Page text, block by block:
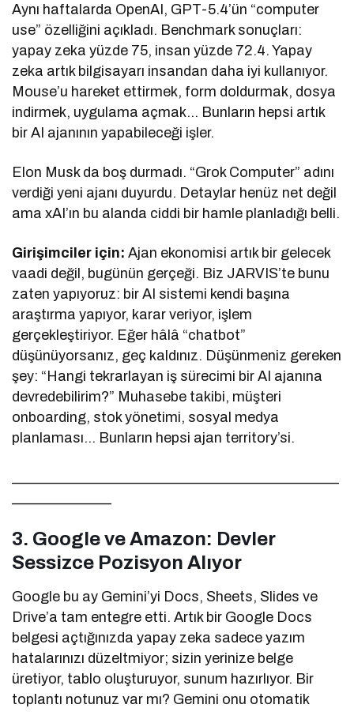
Aynı haftalarda OpenAI, GPT-5.4’ün “computer
use” özelliğini açıkladı. Benchmark sonuçları:
yapay zeka yüzde 75, insan yüzde 72.4. Yapay
zeka artık bilgisayarı insandan daha iyi kullanıyor.
Mouse’u hareket ettirmek, form doldurmak, dosya
indirmek, uygulama açmak… Bunların hepsi artık
bir AI ajanının yapabileceği işler.
Elon Musk da boş durmadı. “Grok Computer” adını
verdiği yeni ajanı duyurdu. Detaylar henüz net değil
ama xAI’ın bu alanda ciddi bir hamle planladığı belli.
Girişimciler için: Ajan ekonomisi artık bir gelecek
vaadi değil, bugünün gerçeği. Biz JARVIS’te bunu
zaten yapıyoruz: bir AI sistemi kendi başına
araştırma yapıyor, karar veriyor, işlem
gerçekleştiriyor. Eğer hâlâ “chatbot”
düşünüyorsanız, geç kaldınız. Düşünmeniz gereken
şey: “Hangi tekrarlayan iş sürecimi bir AI ajanına
devredebilirim?” Muhasebe takibi, müşteri
onboarding, stok yönetimi, sosyal medya
planlaması… Bunların hepsi ajan territory’si.
3. Google ve Amazon: Devler
Sessizce Pozisyon Alıyor
Google bu ay Gemini’yi Docs, Sheets, Slides ve
Drive’a tam entegre etti. Artık bir Google Docs
belgesi açtığınızda yapay zeka sadece yazım
hatalarınızı düzeltmiyor; sizin yerinize belge
üretiyor, tablo oluşturuyor, sunum hazırlıyor. Bir
toplantı notunuz var mı? Gemini onu otomatik